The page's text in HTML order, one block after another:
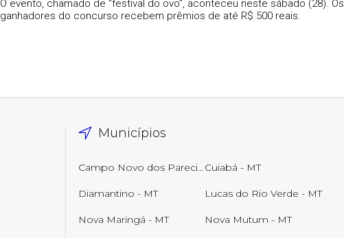
O evento, chamado de “festival do ovo”, aconteceu neste sábado (28). Os
ganhadores do concurso recebem prêmios de até R$ 500 reais.
Municípios
Campo Novo dos Parecis - MTCuiabá - MT
Diamantino - MT Lucas do Rio Verde - MT
Nova Maringá - MT Nova Mutum - MT